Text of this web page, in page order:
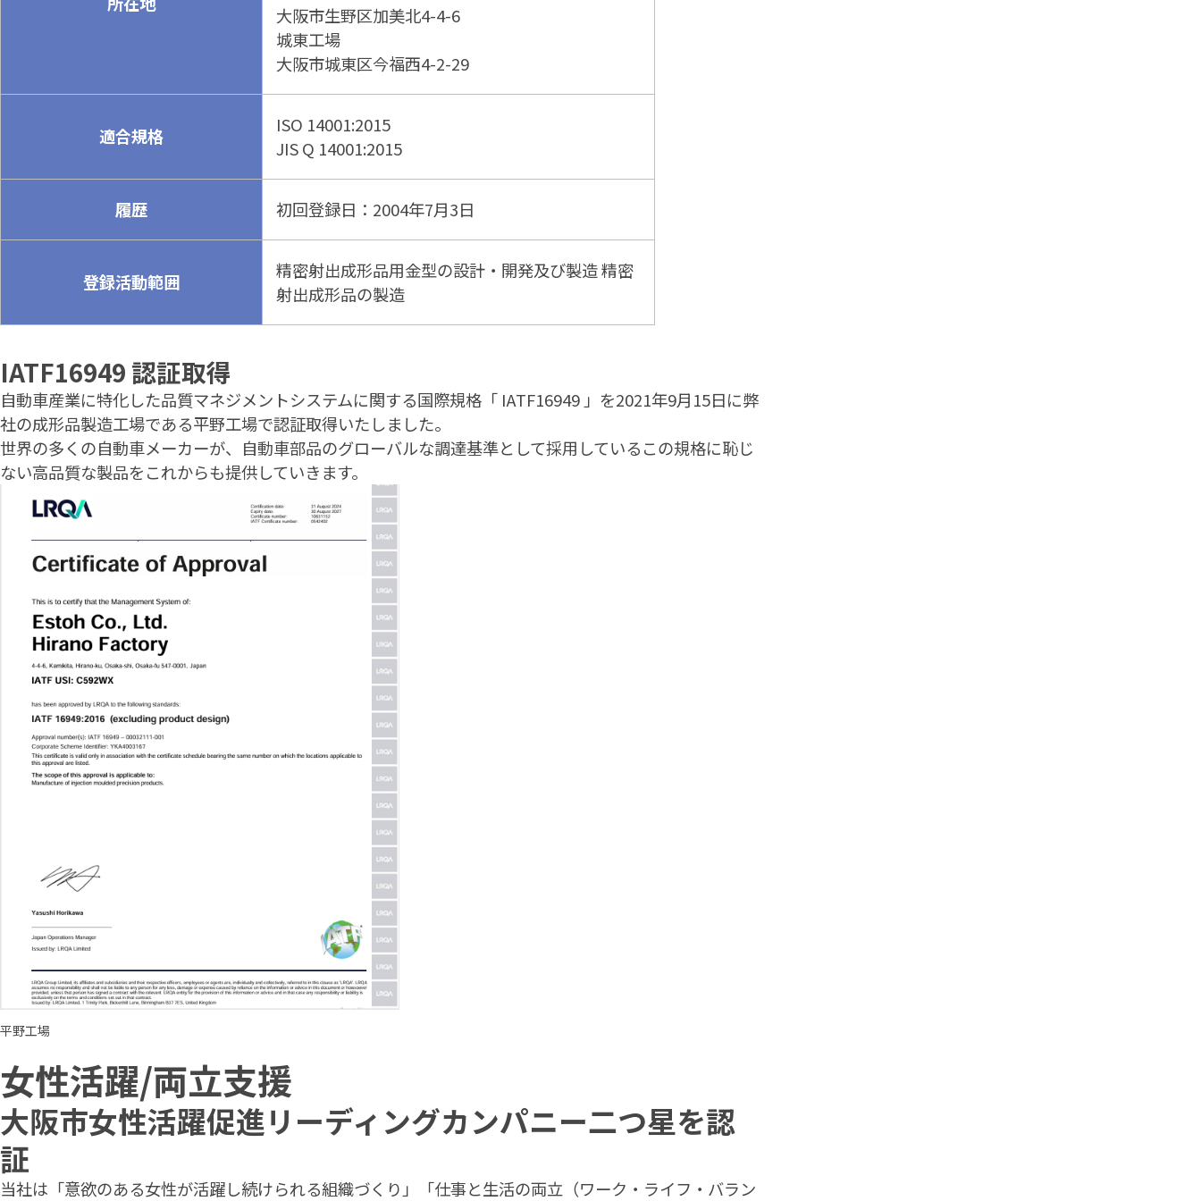
大阪市生野区加美北4-4-6
城東工場
大阪市城東区今福西4-2-29
適合規格
ISO 14001:2015
JIS Q 14001:2015
履歴 初回登録日：2004年7月3日
登録活動範囲
精密射出成形品用金型の設計・開発及び製造 精密
射出成形品の製造
IATF16949 認証取得
自動車産業に特化した品質マネジメントシステムに関する国際規格「 IATF16949 」を2021年9月15日に弊
社の成形品製造工場である平野工場で認証取得いたしました。
世界の多くの自動車メーカーが、自動車部品のグローバルな調達基準として採用しているこの規格に恥じ
ない高品質な製品をこれからも提供していきます。
平野工場
女性活躍/両立支援
大阪市女性活躍促進リーディングカンパニー二つ星を認
証
当社は「意欲のある女性が活躍し続けられる組織づくり」「仕事と生活の両立（ワーク・ライフ・バラン